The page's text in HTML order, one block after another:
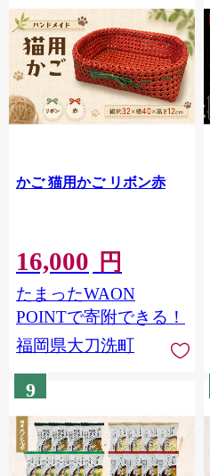
かご 猫用かご リボン赤
16,000 円
たまったWAON
POINTで寄附できる！
福岡県大刀洗町
9